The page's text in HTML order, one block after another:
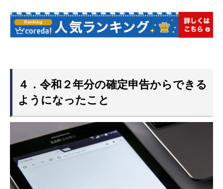
４．令和２年分の確定申告からできる
ようになったこと